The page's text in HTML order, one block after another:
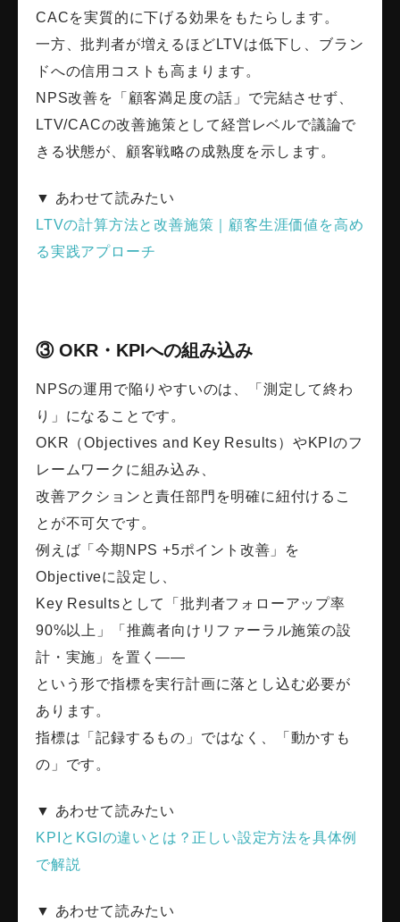
CACを実質的に下げる効果をもたらします。
一方、批判者が増えるほどLTVは低下し、ブラン
ドへの信用コストも高まります。
NPS改善を「顧客満足度の話」で完結させず、
LTV/CACの改善施策として経営レベルで議論で
きる状態が、顧客戦略の成熟度を示します。
▼ あわせて読みたい
LTVの計算方法と改善施策｜顧客生涯価値を高め
る実践アプローチ
③ OKR・KPIへの組み込み
NPSの運用で陥りやすいのは、「測定して終わ
り」になることです。
OKR（Objectives and Key Results）やKPIのフ
レームワークに組み込み、
改善アクションと責任部門を明確に紐付けるこ
とが不可欠です。
例えば「今期NPS +5ポイント改善」を
Objectiveに設定し、
Key Resultsとして「批判者フォローアップ率
90%以上」「推薦者向けリファーラル施策の設
計・実施」を置く——
という形で指標を実行計画に落とし込む必要が
あります。
指標は「記録するもの」ではなく、「動かすも
の」です。
▼ あわせて読みたい
KPIとKGIの違いとは？正しい設定方法を具体例
で解説
▼ あわせて読みたい